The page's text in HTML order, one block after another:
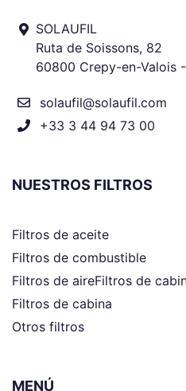
SOLAUFIL
Ruta de Soissons, 82
60800 Crepy-en-Valois
solaufil@solaufil.com
+33 3 44 94 73 00
NUESTROS FILTROS
Filtros de aceite
Filtros de combustible
Filtros de aireFiltros de
Filtros de cabina
Otros filtros
MENÚ